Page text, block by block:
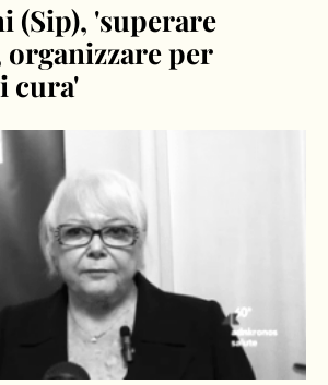
(Sip), 'superare
organizzare per
cura'